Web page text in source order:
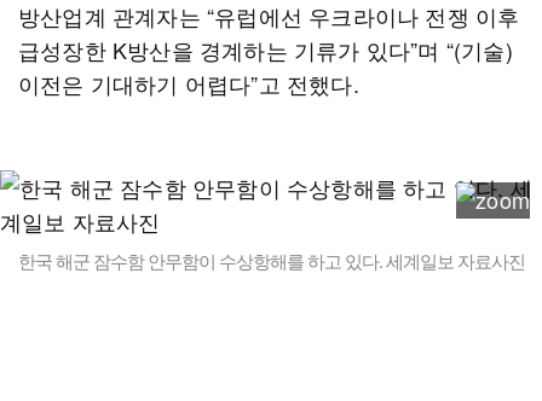
방산업계 관계자는 “유럽에선 우크라이나 전쟁 이후
급성장한 K방산을 경계하는 기류가 있다”며 “(기술)
이전은 기대하기 어렵다”고 전했다.
한국 해군 잠수함 안무함이 수상항해를 하고 있다. 세계일보 자료사진